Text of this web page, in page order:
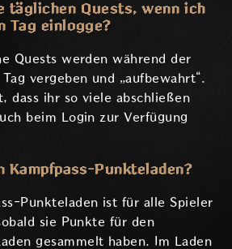
täglichen Quests, wenn ich
Tag einlogge?
Quests werden während der
vergeben und „aufbewahrt“.
dass ihr so viele abschließen
beim Login zur Verfügung
Kampfpass-Punkteladen?
Punkteladen ist für alle Spieler
sie Punkte für den
gesammelt haben. Im Laden